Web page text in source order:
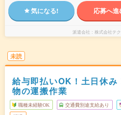
気になる! 応募へ進
派遣会社 株式会社テ
未読
給与即払いOK！土日休み
物の運搬作業
職種未経験OK 交通費別途支給あり